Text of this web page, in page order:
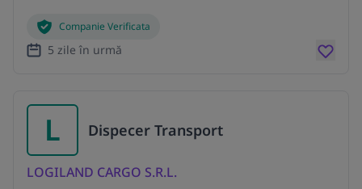
Companie Verificata
5 zile în urmă
L Dispecer Transport
LOGILAND CARGO S.R.L.